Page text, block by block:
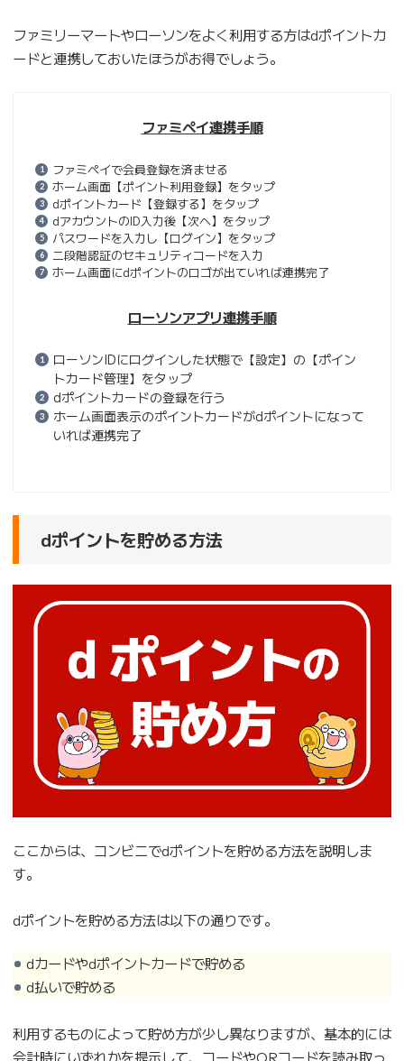
ファミリーマートやローソンをよく利用する方はdポイントカ
ードと連携しておいたほうがお得でしょう。
ファミペイ連携手順
ファミペイで会員登録を済ませる
ホーム画面【ポイント利用登録】をタップ
dポイントカード【登録する】をタップ
dアカウントのID入力後【次へ】をタップ
パスワードを入力し【ログイン】をタップ
二段階認証のセキュリティコードを入力
ホーム画面にdポイントのロゴが出ていれば連携完了
ローソンアプリ連携手順
ローソンIDにログインした状態で【設定】の【ポイン
トカード管理】をタップ
dポイントカードの登録を行う
ホーム画面表示のポイントカードがdポイントになって
いれば連携完了
dポイントを貯める方法
ここからは、コンビニでdポイントを貯める方法を説明しま
す。
dポイントを貯める方法は以下の通りです。
dカードやdポイントカードで貯める
d払いで貯める
利用するものによって貯め方が少し異なりますが、基本的には
会計時にいずれかを提示して、コードやQRコードを読み取っ